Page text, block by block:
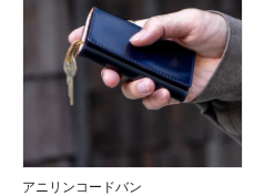
アニリンコードバン